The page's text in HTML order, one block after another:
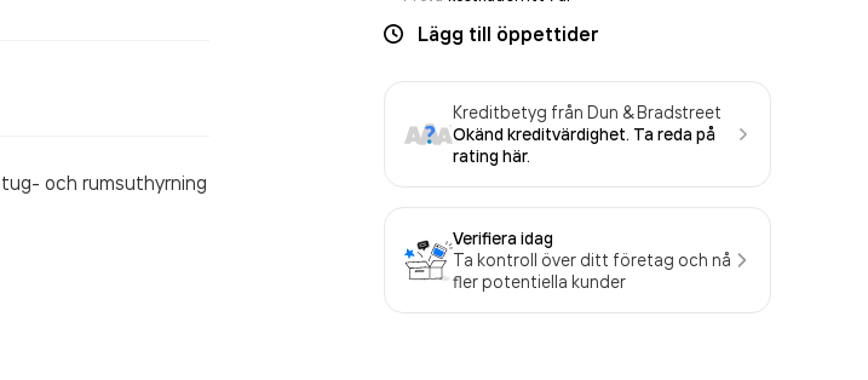
och rumsuthyrning
Lägg till öppettider
Kreditbetyg från Dun & Bradstreet
Okänd kreditvärdighet. Ta reda på
rating här.
Verifiera idag
Ta kontroll över ditt företag och nå
fler potentiella kunder